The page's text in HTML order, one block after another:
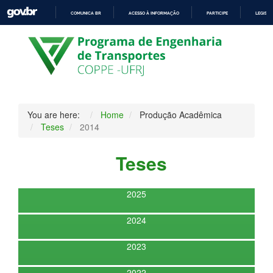
PARA
O
CONTEÚDO
COMUNICA BR ACESSO À INFORMAÇÃO PARTICIPE
You are here: Home
Produção Acadêmica
Teses
2014
Teses
2025
2024
2023